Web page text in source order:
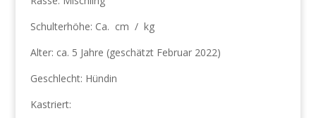
Schulterhöhe: Ca. cm / kg
Alter: ca. 5 Jahre (geschätzt Februar 2022)
Geschlecht: Hündin
Kastriert: